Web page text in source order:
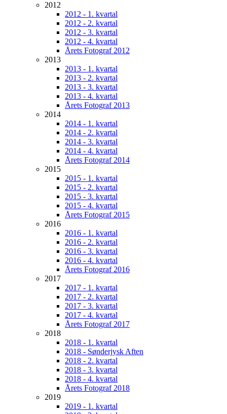
2012
2012 - 1. kvartal
2012 - 2. kvartal
2012 - 3. kvartal
2012 - 4. kvartal
Årets Fotograf 2012
2013
2013 - 1. kvartal
2013 - 2. kvartal
2013 - 3. kvartal
2013 - 4. kvartal
Årets Fotograf 2013
2014
2014 - 1. kvartal
2014 - 2. kvartal
2014 - 3. kvartal
2014 - 4. kvartal
Årets Fotograf 2014
2015
2015 - 1. kvartal
2015 - 2. kvartal
2015 - 3. kvartal
2015 - 4. kvartal
Årets Fotograf 2015
2016
2016 - 1. kvartal
2016 - 2. kvartal
2016 - 3. kvartal
2016 - 4. kvartal
Årets Fotograf 2016
2017
2017 - 1. kvartal
2017 - 2. kvartal
2017 - 3. kvartal
2017 - 4. kvartal
Årets Fotograf 2017
2018
2018 - 1. kvartal
2018 - Sønderjysk Aften
2018 - 2. kvartal
2018 - 3. kvartal
2018 - 4. kvartal
Årets Fotograf 2018
2019
2019 - 1. kvartal